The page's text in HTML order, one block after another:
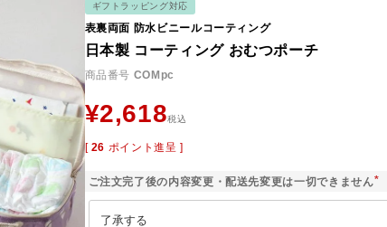
ギフトラッピング対応
表裏両面 防水ビニールコーティング
日本製 コーティング おむつポーチ
商品番号 COMpc
¥2,618税込
[ 26 ポイント進呈 ]
ご注文完了後の内容変更・配送先変更は一切できません
必